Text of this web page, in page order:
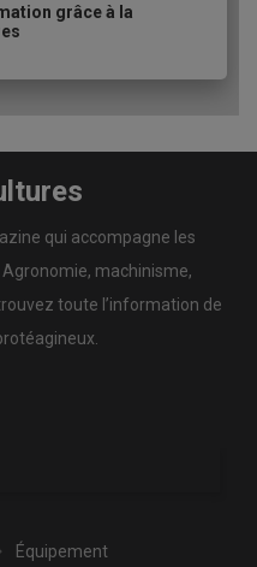
grâce à la
qui accompagne les
Agronomie, machinisme,
toute l’information de
.
Équipement